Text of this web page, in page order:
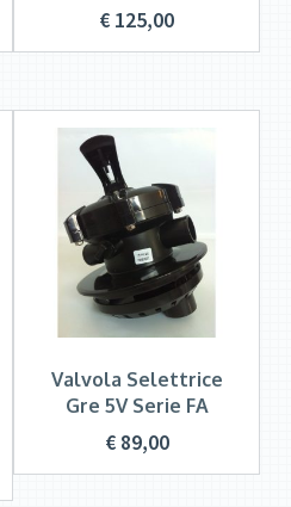
€ 125,00
Valvola Selettrice
Gre 5V Serie FA
€89,00